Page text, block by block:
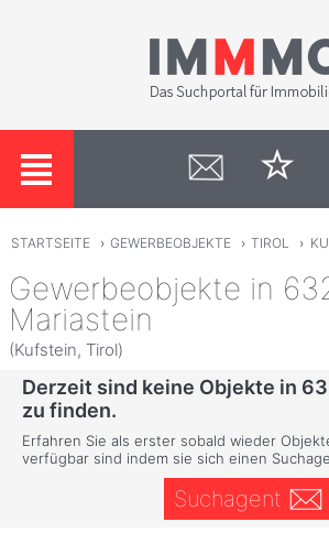
STARTSEITE › GEWERBEOBJEKTE › TIROL ›
Gewerbeobjekte in
Mariastein
(Kufstein, Tirol)
Derzeit sind keine Objekte in
zu finden.
Erfahren Sie als erster sobald wieder
verfügbar sind indem sie sich einen
Suchagent